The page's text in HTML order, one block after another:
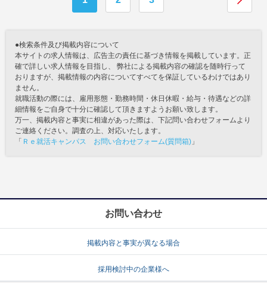
●検索条件及び掲載内容について
本サイトの求人情報は、広告主の責任に基づき情報を掲載しています。正
確で詳しい求人情報を目指し、 弊社による掲載内容の確認を随時行って
おりますが、掲載情報の内容についてすべてを保証しているわけではあり
ません。
就職活動の際には、雇用形態・勤務時間・休日休暇・給与・待遇などの詳
細情報をご自身で十分に確認して頂きますようお願い致します。
万一、掲載内容と事実に相違があった際は、下記問い合わせフォームより
ご連絡ください。調査の上、対応いたします。
「 Ｒｅ就活キャンパス お問い合わせフォーム(質問箱) 」
お問い合わせ
掲載内容と事実が異なる場合
採用検討中の企業様へ